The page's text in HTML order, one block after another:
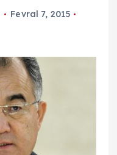
Fevral 7, 2015